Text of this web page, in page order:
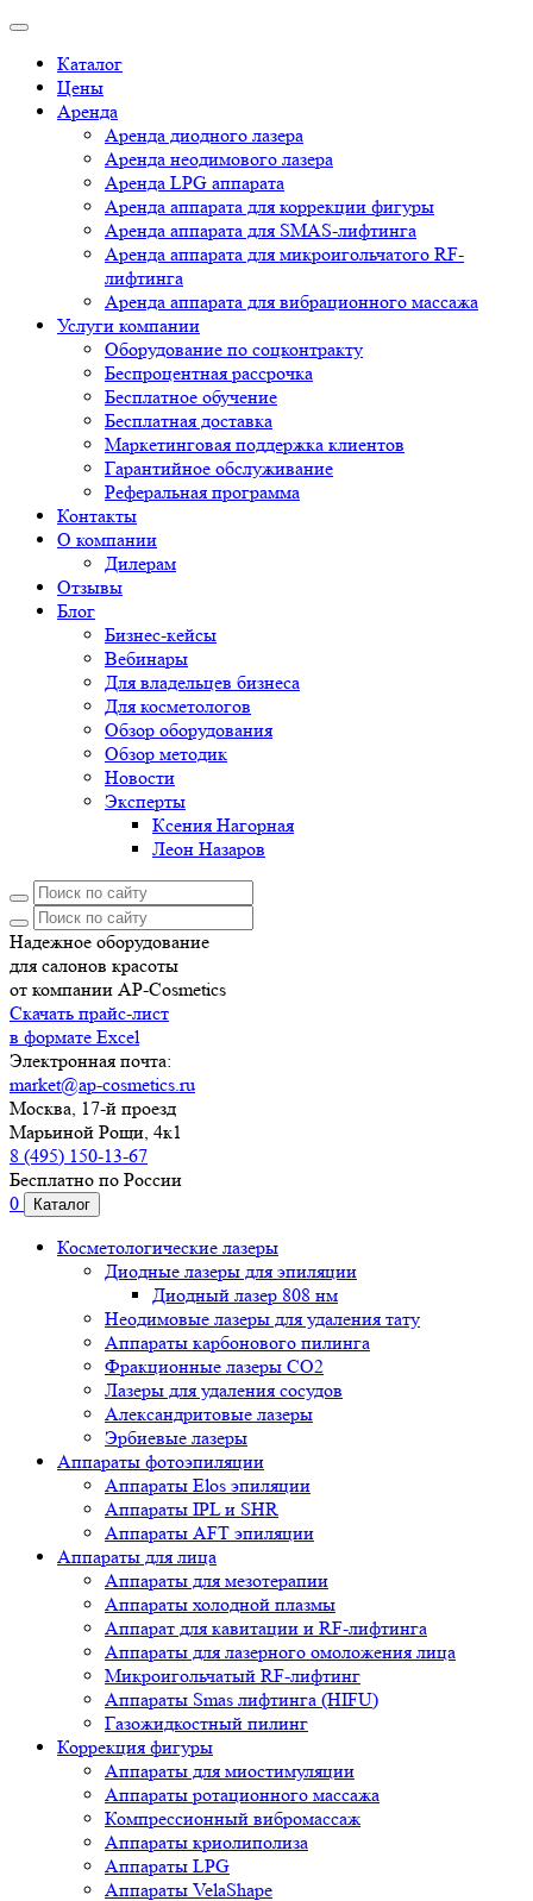
Каталог
Цены
Аренда
Аренда диодного лазера
Аренда неодимового лазера
Аренда LPG аппарата
Аренда аппарата для коррекции фигуры
Аренда аппарата для SMAS-лифтинга
Аренда аппарата для микроигольчатого RF-
лифтинга
Аренда аппарата для вибрационного массажа
Услуги компании
Оборудование по соцконтракту
Беспроцентная рассрочка
Бесплатное обучение
Бесплатная доставка
Маркетинговая поддержка клиентов
Гарантийное обслуживание
Реферальная программа
Контакты
О компании
Дилерам
Отзывы
Блог
Бизнес-кейсы
Вебинары
Для владельцев бизнеса
Для косметологов
Обзор оборудования
Обзор методик
Новости
Эксперты
Ксения Нагорная
Леон Назаров
Надежное оборудование
для салонов красоты
от компании AP-Cosmetics
Скачать прайс-лист
в формате Excel
Электронная почта:
market@ap-cosmetics.ru
Москва, 17-й проезд
Марьиной Рощи, 4к1
8 (495) 150-13-67
Бесплатно по России
0
Каталог
Косметологические лазеры
Диодные лазеры для эпиляции
Диодный лазер 808 нм
Неодимовые лазеры для удаления тату
Аппараты карбонового пилинга
Фракционные лазеры CO2
Лазеры для удаления сосудов
Александритовые лазеры
Эрбиевые лазеры
Аппараты фотоэпиляции
Аппараты Elos эпиляции
Аппараты IPL и SHR
Аппараты AFT эпиляции
Аппараты для лица
Аппараты для мезотерапии
Аппараты холодной плазмы
Аппарат для кавитации и RF-лифтинга
Аппараты для лазерного омоложения лица
Микроигольчатый RF-лифтинг
Аппараты Smas лифтинга (HIFU)
Газожидкостный пилинг
Коррекция фигуры
Аппараты для миостимуляции
Аппараты ротационного массажа
Компрессионный вибромассаж
Аппараты криолиполиза
Аппараты LPG
Аппараты VelaShape